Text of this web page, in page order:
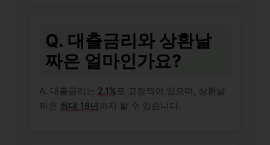
Q. 대출금리와 상환날
짜은 얼마인가요?
A. 대출금리는 2.1% 로 고정되어 있으며, 상환날
짜은 최대 18년까지 할 수 있습니다.